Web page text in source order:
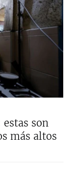
son
más altos